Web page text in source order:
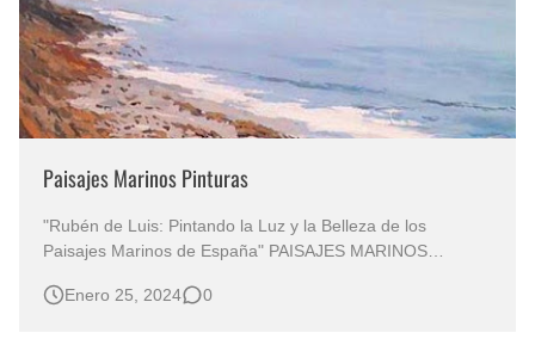
Paisajes Marinos Pinturas
"Rubén de Luis: Pintando la Luz y la Belleza de los
Paisajes Marinos de España" PAISAJES MARINOS
Marinos Pintor Rubén de Luis Paisajes Marinos Pintados
Enero 25, 2024 0